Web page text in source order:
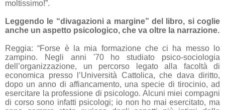
moltissimo!”.
Leggendo le “divagazioni a margine” del libro, si coglie
anche un aspetto psicologico, che va oltre la narrazione.
Reggia: “Forse è la mia formazione che ci ha messo lo
zampino. Negli anni '70 ho studiato psico-sociologia
dell’organizzazione, un percorso legato alla facoltà di
economica presso l’Università Cattolica, che dava diritto,
dopo un anno di affiancamento, una specie di tirocinio, ad
esercitare la professione di psicologo. Alcuni miei compagni
di corso sono infatti psicologi; io non ho mai esercitato, ma